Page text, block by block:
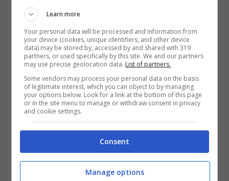
L’assegno unico temporaneo cosi come
l’assegno unico per i figli entrerà
ufficialmente in vigore come sostegno dal
2022. E’ riservato a tutte le famiglie con figli
minorenni a carico in cui nessuno dei
Learn more
Your personal data will be processed and information from
your device (cookies, unique identifiers, and other device
data) may be stored by, accessed by and shared with 319
partners, or used specifically by this site. We and our partners
may use precise geolocation data. List of partners.
Some vendors may process your personal data on the basis
of legitimate interest, which you can object to by managing
your options below. Look for a link at the bottom of this page
or in the site menu to manage or withdraw consent in privacy
and cookie settings.
Consent
Manage options